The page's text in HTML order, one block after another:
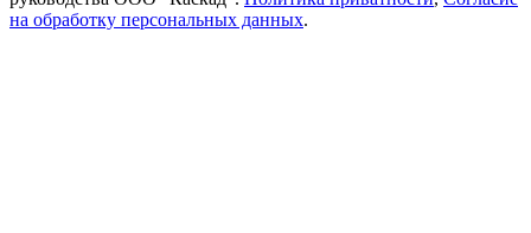
на обработку персональных данных.